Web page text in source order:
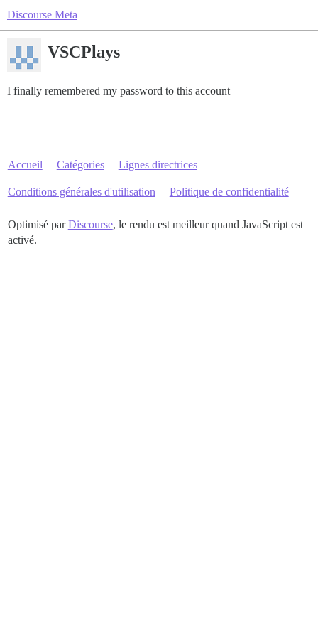
Discourse Meta
VSCPlays
I finally remembered my password to this account
Accueil Catégories Lignes directrices
Conditions générales d'utilisation Politique de confidentialité
Optimisé parDiscourse, le rendu est meilleur quand JavaScript est
activé.